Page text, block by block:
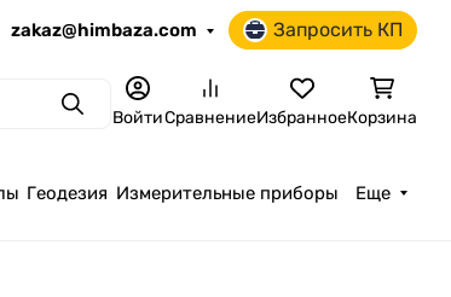
zakaz@himbaza.com Запросить КП
ПоискВойтиСравнениеИзбранноеКорзина
Геодезия Измерительные приборы Еще